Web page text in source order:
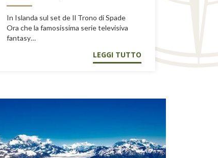
In Islanda sul set de Il Trono di Spade
Ora che la famosissima serie televisiva
fantasy…
LEGGI TUTTO